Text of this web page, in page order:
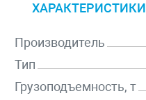
ХАРАКТЕРИСТИКИ
Производитель
Тип
Грузоподъемность, т